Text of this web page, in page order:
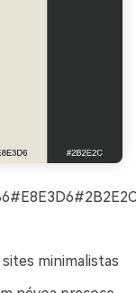
minimalistas